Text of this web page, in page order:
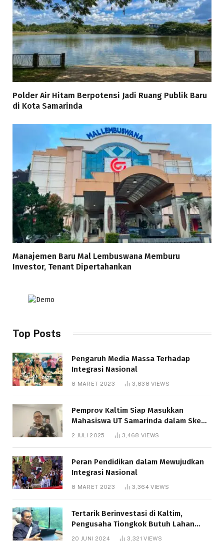
Polder Air Hitam Berpotensi Jadi Ruang Publik Baru
di Kota Samarinda
Manajemen Baru Mal Lembuswana Memburu
Investor, Tenant Dipertahankan
Top Posts
Pengaruh Media Massa Terhadap
Integrasi Nasional
8 MARET 2023 3,838VIEWS
Pemprov Kaltim Siap Masukkan
Mahasiswa UT Samarinda dalam Skema
Bantuan Pendidikan Gratispol
2 JULI 2025 3,468 VIEWS
Peran Pendidikan dalam Mewujudkan
Integrasi Nasional
8 MARET 2023 3,364VIEWS
Tertarik Berinvestasi di Kaltim,
Pengusaha Tiongkok Butuh Lahan
1.000 Hektare
20 JUNI 2024 3,321VIEWS